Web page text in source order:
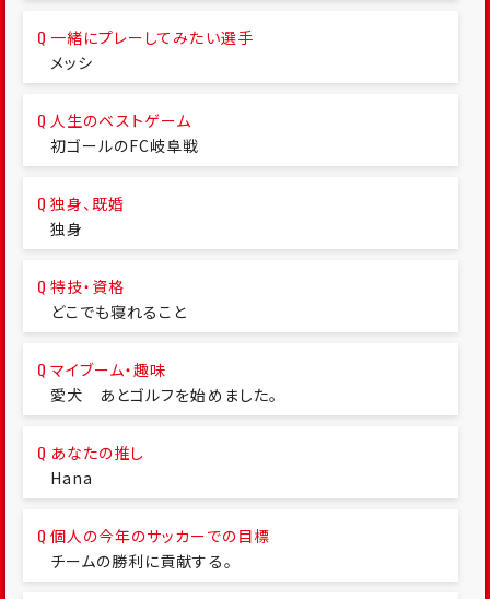
一緒にプレーしてみたい選手
メッシ
人生のベストゲーム
初ゴールのFC岐阜戦
独身、既婚
独身
特技・資格
どこでも寝れること
マイブーム・趣味
愛犬 あとゴルフを始めました。
あなたの推し
Hana
個人の今年のサッカーでの目標
チームの勝利に貢献する。